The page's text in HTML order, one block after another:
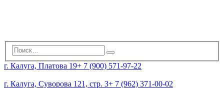
г. Калуга, Платова 19+ 7 (900) 571-97-22
г. Калуга, Суворова 121, стр. 3+ 7 (962) 371-00-02